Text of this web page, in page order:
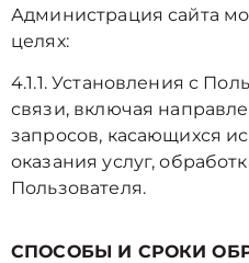
Администрация сайта
целях:
4.1.1. Установления с
связи, включая
запросов, касающихся
оказания услуг,
Пользователя.
СПОСОБЫ И СРОКИ